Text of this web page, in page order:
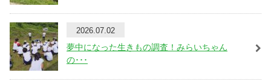
2026.07.02
夢中になった生きもの調査！みらいちゃん
の･･･